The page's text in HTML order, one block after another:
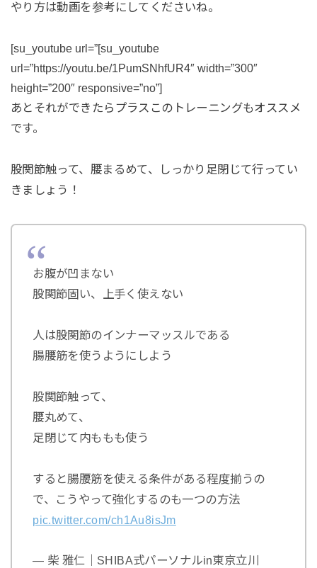
やり方は動画を参考にしてくださいね。
[su_youtube url=”[su_youtube
url=”https://youtu.be/1PumSNhfUR4″ width=”300″
height=”200″ responsive=”no”]
あとそれができたらプラスこのトレーニングもオススメ
です。
股関節触って、腰まるめて、しっかり足閉じて行ってい
きましょう！
お腹が凹まない
股関節固い、上手く使えない
人は股関節のインナーマッスルである
腸腰筋を使うようにしよう
股関節触って、
腰丸めて、
足閉じて内ももも使う
すると腸腰筋を使える条件がある程度揃うの
で、こうやって強化するのも一つの方法
pic.twitter.com/ch1Au8isJm
— 柴 雅仁｜SHIBA式パーソナルin東京立川